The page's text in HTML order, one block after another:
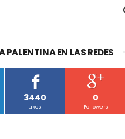
PALENTINA EN LAS REDES
3440
Likes
0
Followers